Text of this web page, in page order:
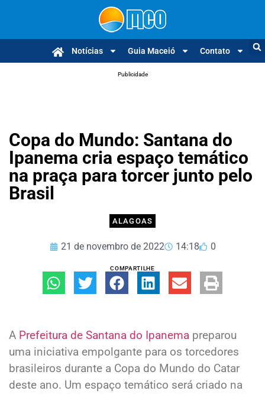
Notícias Guia Maceió Contato
Publicidade
Copa do Mundo: Santana do
Ipanema cria espaço temático
na praça para torcer junto pelo
Brasil
ALAGOAS
21 de novembro de 2022 14:18 0
COMPARTILHE
A Prefeitura de Santana do Ipanema preparou
uma iniciativa empolgante para os torcedores
brasileiros durante a Copa do Mundo do Catar
deste ano. Um espaço temático será criado na